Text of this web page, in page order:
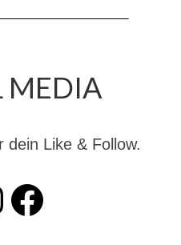
MEDIA
dein Like & Follow.
Facebook